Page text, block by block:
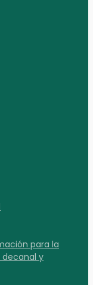
para la
y